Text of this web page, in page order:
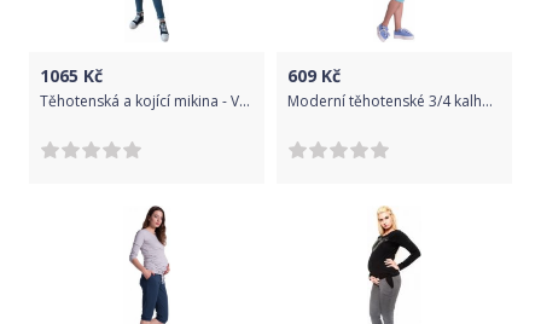
1065 Kč
Těhotenská a kojící mikina - VZOR jeans - Bee MaaMaa velikost S
609 Kč
Moderní těhotenské 3/4 kalhoty s kapsami - mátové, Velikosti těh. moda L (40)